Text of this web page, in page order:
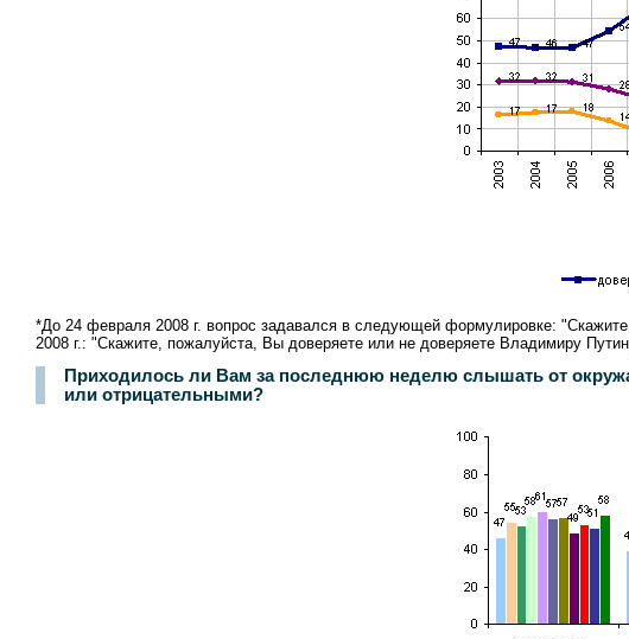
*До 24 февраля 2008 г. вопрос задавался в следующей формулировке:
2008 г.: "Скажите, пожалуйста, Вы доверяете или не доверяете Владимиру
Приходилось ли Вам за последнюю неделю слышать от
или отрицательными?